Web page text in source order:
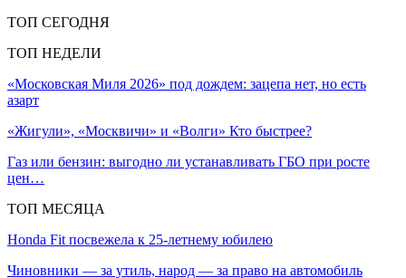
ТОП СЕГОДНЯ
ТОП НЕДЕЛИ
«Московская Миля 2026» под дождем: зацепа нет, но есть
азарт
«Жигули», «Москвичи» и «Волги» Кто быстрее?
Газ или бензин: выгодно ли устанавливать ГБО при росте
цен…
ТОП МЕСЯЦА
Honda Fit посвежела к 25-летнему юбилею
Чиновники — за утиль, народ — за право на автомобиль